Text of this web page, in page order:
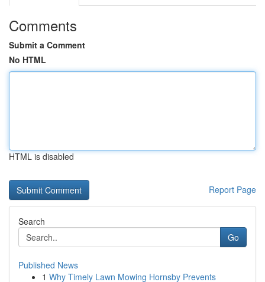
Comments
Submit a Comment
No HTML
HTML is disabled
Report Page
Search
Go
Published News
1 Why Timely Lawn Mowing Hornsby Prevents